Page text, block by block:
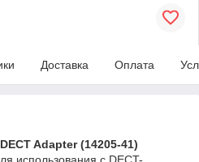
Доставка Оплата
Adapter (14205-41)
использования с DECT-